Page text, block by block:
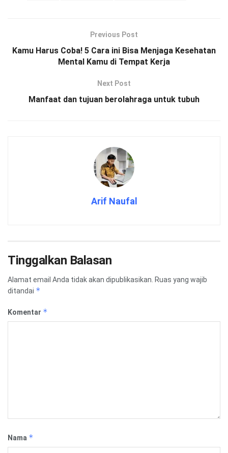
Previous Post
Kamu Harus Coba! 5 Cara ini Bisa Menjaga Kesehatan
Mental Kamu di Tempat Kerja
Next Post
Manfaat dan tujuan berolahraga untuk tubuh
Arif Naufal
Tinggalkan Balasan
Alamat email Anda tidak akan dipublikasikan. Ruas yang wajib
ditandai *
Komentar *
Nama *